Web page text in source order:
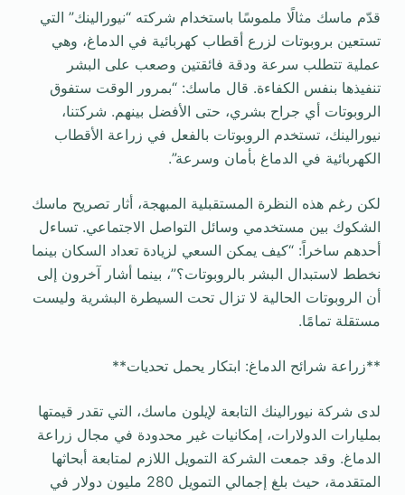
قدّم ماسك مثالًا ملموسًا باستخدام شركته “نيورالينك” التي
تستعين بروبوتات لزرع أقطاب كهربائية في الدماغ، وهي
عملية تتطلب سرعة ودقة فائقتين وصعب على البشر
تنفيذها بنفس الكفاءة. قال ماسك: “بمرور الوقت ستفوق
الروبوتات أي جراح بشري، حتى الأفضل بينهم. شركتنا،
نيورالينك، تستخدم الروبوتات بالفعل في زراعة الأقطاب
الكهربائية في الدماغ بأمان وسرعة”.
لكن رغم هذه النظرة المستقبلية المبهجة، أثار تصريح ماسك
الشكوك بين مستخدمي وسائل التواصل الاجتماعي. تساءل
أحدهم ساخراً: “كيف يمكن السعي لزيادة تعداد السكان بينما
نخطط لاستبدال البشر بالروبوتات؟”، بينما أشار آخرون إلى
أن الروبوتات الحالية لا تزال تحت السيطرة البشرية وليست
مستقلة تمامًا.
**زراعة شرائح الدماغ: ابتكار يحمل تحديات**
لدى شركة نيورالينك التابعة لإيلون ماسك، التي تقدر قيمتها
بمليارات الدولارات، إمكانيات غير محدودة في مجال زراعة
الدماغ. وقد جمعت الشركة التمويل اللازم لمتابعة أبحاثها
المتقدمة، حيث بلغ إجمالي التمويل 280 مليون دولار في